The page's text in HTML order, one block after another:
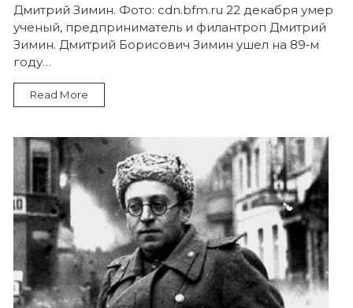
Дмитрий Зимин. Фото: cdn.bfm.ru 22 декабря умер
ученый, предприниматель и филантроп Дмитрий
Зимин. Дмитрий Борисович Зимин ушел на 89‑м
году…
Read More